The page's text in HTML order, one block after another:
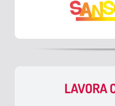
LAVORA